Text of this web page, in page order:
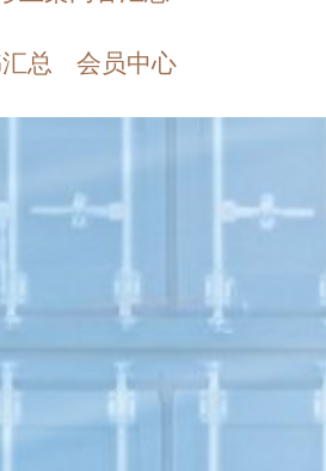
总 会员中心